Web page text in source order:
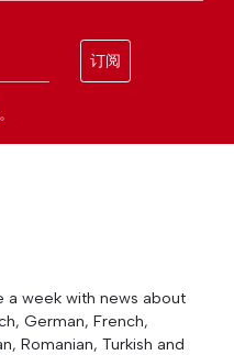
订阅
。
week with news about
German, French,
Romanian, Turkish and